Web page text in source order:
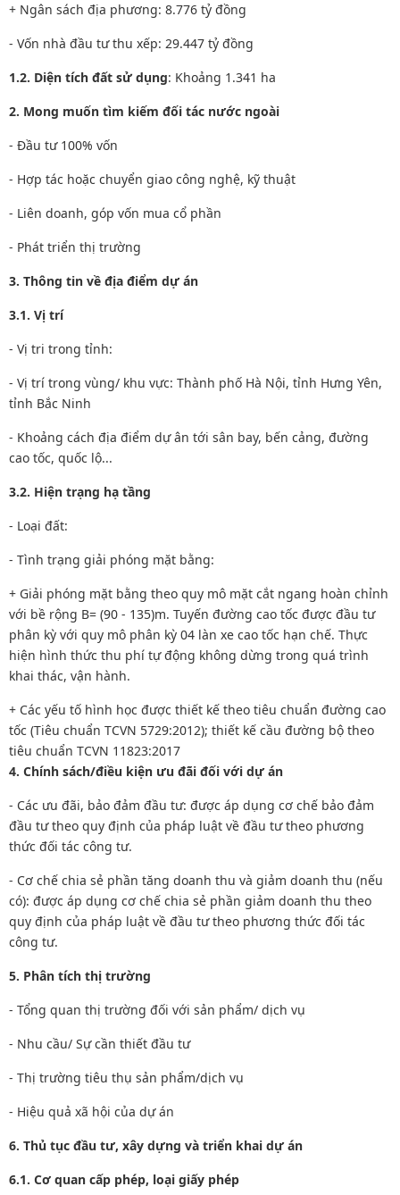
+ Ngân sách địa phương: 8.776 tỷ đồng
- Vốn nhà đầu tư thu xếp: 29.447 tỷ đồng
1.2. Diện tích đất sử dụng: Khoảng 1.341 ha
2. Mong muốn tìm kiếm đối tác nước ngoài
- Đầu tư 100% vốn
- Hợp tác hoặc chuyển giao công nghệ, kỹ thuật
- Liên doanh, góp vốn mua cổ phần
- Phát triển thị trường
3. Thông tin về địa điểm dự án
3.1. Vị trí
- Vị tri trong tỉnh:
- Vị trí trong vùng/ khu vực: Thành phố Hà Nội, tỉnh Hưng Yên,
tỉnh Bắc Ninh
- Khoảng cách địa điểm dự ân tới sân bay, bến cảng, đường
cao tốc, quốc lộ...
3.2. Hiện trạng hạ tầng
- Loại đất:
- Tình trạng giải phóng mặt bằng:
+ Giải phóng mặt bằng theo quy mô mặt cắt ngang hoàn chỉnh
với bề rộng B= (90 - 135)m. Tuyến đường cao tốc được đầu tư
phân kỳ với quy mô phân kỳ 04 làn xe cao tốc hạn chế. Thực
hiện hình thức thu phí tự động không dừng trong quá trình
khai thác, vận hành.
+ Các yếu tố hình học được thiết kế theo tiêu chuẩn đường cao
tốc (Tiêu chuẩn TCVN 5729:2012); thiết kế cầu đường bộ theo
tiêu chuẩn TCVN 11823:2017
4. Chính sách/điều kiện ưu đãi đối với dự án
- Các ưu đãi, bảo đảm đầu tư: được áp dụng cơ chế bảo đảm
đầu tư theo quy định của pháp luật về đầu tư theo phương
thức đối tác công tư.
- Cơ chế chia sẻ phần tăng doanh thu và giảm doanh thu (nếu
có): được áp dụng cơ chế chia sẻ phần giảm doanh thu theo
quy định của pháp luật về đầu tư theo phương thức đối tác
công tư.
5. Phân tích thị trường
- Tổng quan thị trường đối với sản phẩm/ dịch vụ
- Nhu cầu/ Sự cần thiết đầu tư
- Thị trường tiêu thụ sản phẩm/dịch vụ
- Hiệu quả xã hội của dự án
6. Thủ tục đầu tư, xây dựng và triển khai dự án
6.1. Cơ quan cấp phép, loại giấy phép